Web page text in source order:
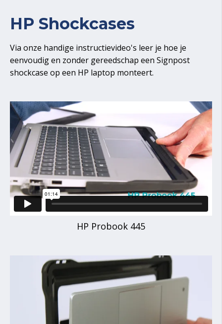
HP Shockcases
Via onze handige instructievideo's leer je hoe je
eenvoudig en zonder gereedschap een Signpost
shockcase op een HP laptop monteert.
HP Probook 445